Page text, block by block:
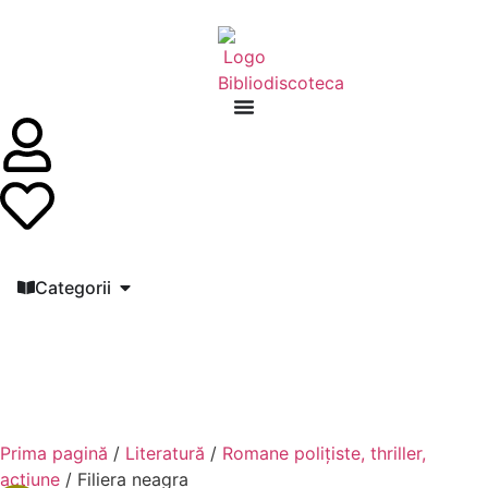
Categorii
Prima pagină / Literatură / Romane polițiste, thriller,
acțiune / Filiera neagra